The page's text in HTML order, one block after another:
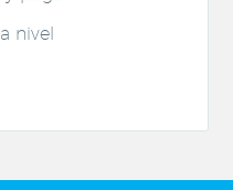
nivel